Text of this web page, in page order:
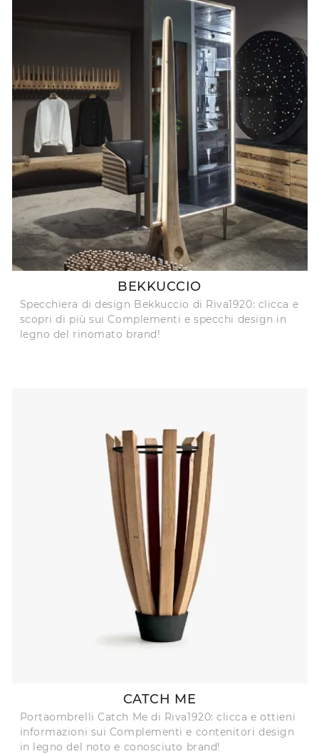
BEKKUCCIO
Specchiera di design Bekkuccio di Riva1920: clicca e
scopri di più sui Complementi e specchi design in
legno del rinomato brand!
CATCH ME
Portaombrelli Catch Me di Riva1920: clicca e ottieni
informazioni sui Complementi e contenitori design
in legno del noto e conosciuto brand!